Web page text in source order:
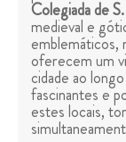
Colegiada de
medieval e
emblemáticos,
oferecem um
cidade ao
fascinantes e
estes locais,